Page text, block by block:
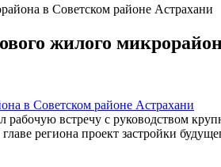
в Советском районе Астрахани
жилого
встречу с руководством
региона проект застройки